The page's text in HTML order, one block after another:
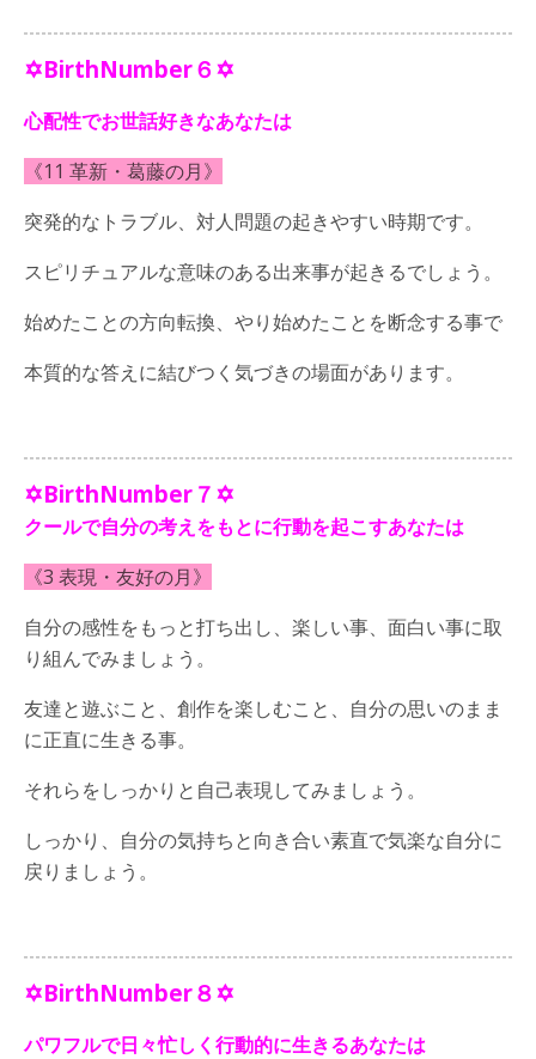
✡BirthNumber６✡
心配性でお世話好きなあなたは
《11 革新・葛藤の月》
突発的なトラブル、対人問題の起きやすい時期です。
スピリチュアルな意味のある出来事が起きるでしょう。
始めたことの方向転換、やり始めたことを断念する事で
本質的な答えに結びつく気づきの場面があります。
✡BirthNumber７✡
クールで自分の考えをもとに行動を起こすあなたは
《3 表現・友好の月》
自分の感性をもっと打ち出し、楽しい事、面白い事に取
り組んでみましょう。
友達と遊ぶこと、創作を楽しむこと、自分の思いのまま
に正直に生きる事。
それらをしっかりと自己表現してみましょう。
しっかり、自分の気持ちと向き合い素直で気楽な自分に
戻りましょう。
✡BirthNumber８✡
パワフルで日々忙しく行動的に生きるあなたは